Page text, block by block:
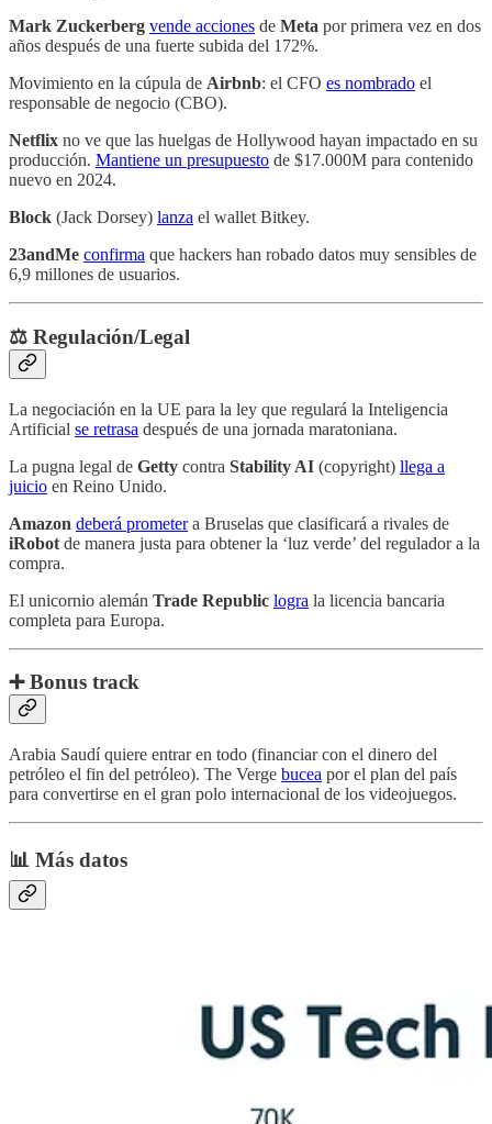
Mark Zuckerberg vende acciones de Meta por primera vez en dos
años después de una fuerte subida del 172%.
Movimiento en la cúpula de Airbnb: el CFO es nombrado el
responsable de negocio (CBO).
Netflix no ve que las huelgas de Hollywood hayan impactado en su
producción. Mantiene un presupuesto de $17.000M para contenido
nuevo en 2024.
Block (Jack Dorsey) lanza el wallet Bitkey.
23andMe confirma que hackers han robado datos muy sensibles de
6,9 millones de usuarios.
⚖️ Regulación/Legal
La negociación en la UE para la ley que regulará la Inteligencia
Artificial se retrasa después de una jornada maratoniana.
La pugna legal de Getty contra Stability AI (copyright) llega a
juicio en Reino Unido.
Amazon deberá prometera Bruselas que clasificará a rivales de
iRobot de manera justa para obtener la ‘luz verde’ del regulador a la
compra.
El unicornio alemán Trade Republic logra la licencia bancaria
completa para Europa.
➕ Bonus track
Arabia Saudí quiere entrar en todo (financiar con el dinero del
petróleo el fin del petróleo). The Verge bucea por el plan del país
para convertirse en el gran polo internacional de los videojuegos.
📊 Más datos